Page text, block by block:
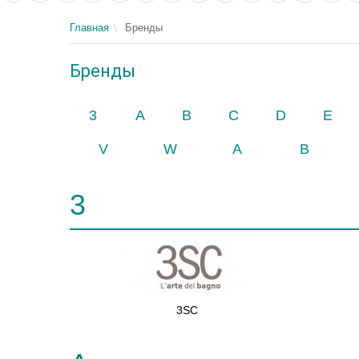
Главная Бренды
Бренды
3 A B C D E
V W А В
3
3SC